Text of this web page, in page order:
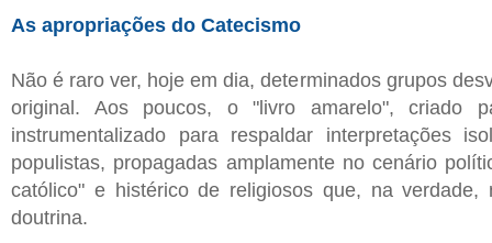
As apropriações do Catecismo
Não é raro ver, hoje em dia, determinados grupos
original. Aos poucos, o "livro amarelo", criado
instrumentalizado para respaldar interpretações
populistas, propagadas amplamente no cenário
católico" e histérico de religiosos que, na verdade,
doutrina.